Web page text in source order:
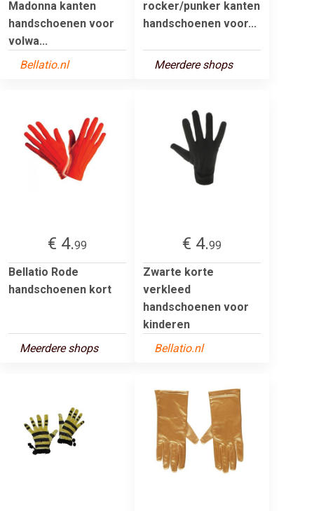
Madonna kanten
handschoenen voor
volwa...
Bellatio.nl
rocker/punker kanten
handschoenen voor...
Meerdere shops
€ 4.99
Bellatio Rode
handschoenen kort
Meerdere shops
€ 4.99
Zwarte korte
verkleed
handschoenen voor
kinderen
Bellatio.nl